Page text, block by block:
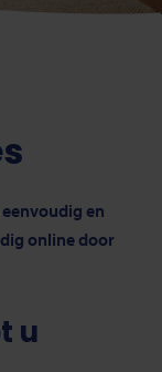
en
online door
u